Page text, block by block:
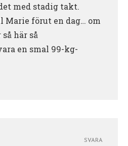
med stadig takt.
Marie förut en dag… om
här så
en smal 99-kg-
SVARA